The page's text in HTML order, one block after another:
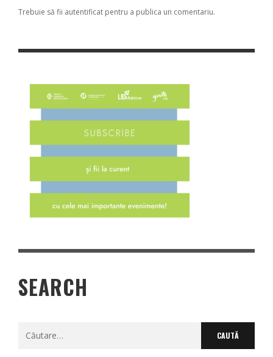
Trebuie să fii autentificat pentru a publica un comentariu.
SEARCH
Caută